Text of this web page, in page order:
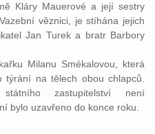
Kláry Mauerové a její sestry
Vazební věznici , je stíhána jejich
Jan Turek a bratr Barbory
Milanu Smékalovou, která
týrání na tělech obou chlapců.
státního zastupitelství není
bylo uzavřeno do konce roku.